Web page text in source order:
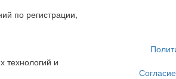
по регистрации,
технологий и